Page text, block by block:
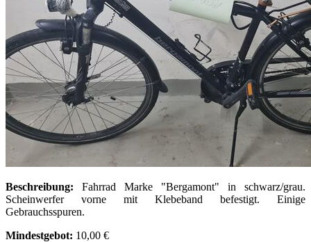
Beschreibung: Fahrrad Marke "Bergamont" in schwarz/grau.
Scheinwerfer vorne mit Klebeband befestigt. Einige
Gebrauchsspuren.
Mindestgebot: 10,00 €